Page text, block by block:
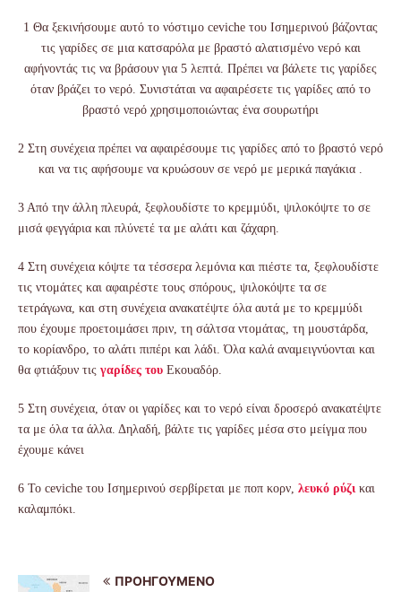
1 Θα ξεκινήσουμε αυτό το νόστιμο ceviche του Ισημερινού βάζοντας
τις γαρίδες σε μια κατσαρόλα με βραστό αλατισμένο νερό και
αφήνοντάς τις να βράσουν για 5 λεπτά. Πρέπει να βάλετε τις γαρίδες
όταν βράζει το νερό. Συνιστάται να αφαιρέσετε τις γαρίδες από το
βραστό νερό χρησιμοποιώντας ένα σουρωτήρι
2 Στη συνέχεια πρέπει να αφαιρέσουμε τις γαρίδες από το βραστό νερό
και να τις αφήσουμε να κρυώσουν σε νερό με μερικά παγάκια .
3 Από την άλλη πλευρά, ξεφλουδίστε το κρεμμύδι, ψιλοκόψτε το σε
μισά φεγγάρια και πλύνετέ τα με αλάτι και ζάχαρη.
4 Στη συνέχεια κόψτε τα τέσσερα λεμόνια και πιέστε τα, ξεφλουδίστε
τις ντομάτες και αφαιρέστε τους σπόρους, ψιλοκόψτε τα σε
τετράγωνα, και στη συνέχεια ανακατέψτε όλα αυτά με το κρεμμύδι
που έχουμε προετοιμάσει πριν, τη σάλτσα ντομάτας, τη μουστάρδα,
το κορίανδρο, το αλάτι πιπέρι και λάδι. Όλα καλά αναμειγνύονται και
θα φτιάξουν τις γαρίδες του Εκουαδόρ.
5 Στη συνέχεια, όταν οι γαρίδες και το νερό είναι δροσερό ανακατέψτε
τα με όλα τα άλλα. Δηλαδή, βάλτε τις γαρίδες μέσα στο μείγμα που
έχουμε κάνει
6 To ceviche του Ισημερινού σερβίρεται με ποπ κορν, λευκό ρύζι και
καλαμπόκι.
ΠΡΟΗΓΟΎΜΕΝΟ